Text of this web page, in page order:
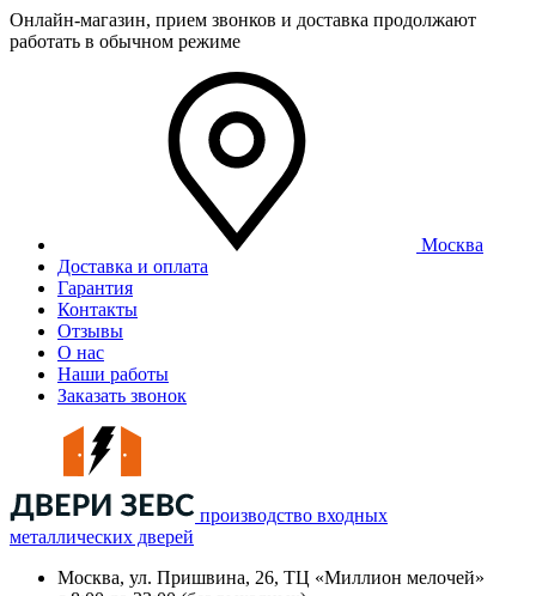
Онлайн-магазин, прием звонков и доставка продолжают
работать в обычном режиме
Москва
Доставка и оплата
Гарантия
Контакты
Отзывы
О нас
Наши работы
Заказать звонок
производство входных
металлических дверей
Москва, ул. Пришвина, 26, ТЦ «Миллион мелочей»